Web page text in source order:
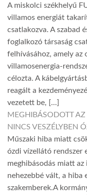
A miskolci székhelyű
villamos energiát
csatlakozva. A szabad
foglalkozó társaság
felhívásához, amely az
villamosenergia-
célozta. A
reagált a
vezetett be, […]
MEGHIBÁSODOTT AZ
NINCS VESZÉLYBEN
Műszaki hiba miatt
ózdi vízellátó rendszer
meghibásodás miatt
nehezebbé vált, a hiba
szakemberek.A